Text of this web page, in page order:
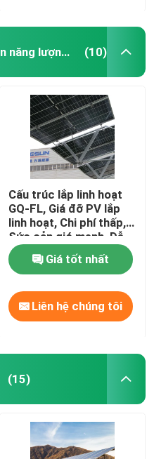
Khung gắn bảng điều khiển năng lượng mặt trời linh hoạt (10)
Cấu trúc lắp linh hoạt
GQ-FL, Giá đỡ PV lắp
linh hoạt, Chi phí thấp,
Sức cản gió mạnh, Dễ
lắp đặt
Giá tốt nhất
Liên hệ chúng tôi
(15)